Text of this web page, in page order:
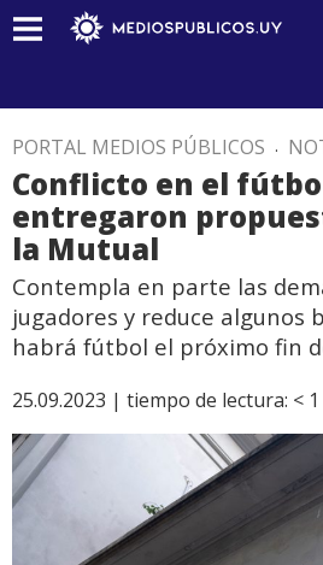
PORTAL MEDIOS PÚBLICOS .
Conflicto en el
entregaron
la Mutual
Contempla en parte las
jugadores y reduce algunos
habrá fútbol el próximo fin
25.09.2023 | tiempo de lectura: < 1